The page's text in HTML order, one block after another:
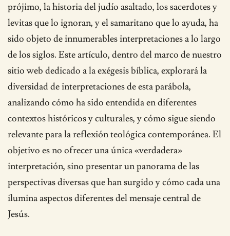
prójimo, la historia del judío asaltado, los sacerdotes y
levitas que lo ignoran, y el samaritano que lo ayuda, ha
sido objeto de innumerables interpretaciones a lo largo
de los siglos. Este artículo, dentro del marco de nuestro
sitio web dedicado a la exégesis bíblica, explorará la
diversidad de interpretaciones de esta parábola,
analizando cómo ha sido entendida en diferentes
contextos históricos y culturales, y cómo sigue siendo
relevante para la reflexión teológica contemporánea. El
objetivo es no ofrecer una única «verdadera»
interpretación, sino presentar un panorama de las
perspectivas diversas que han surgido y cómo cada una
ilumina aspectos diferentes del mensaje central de
Jesús.